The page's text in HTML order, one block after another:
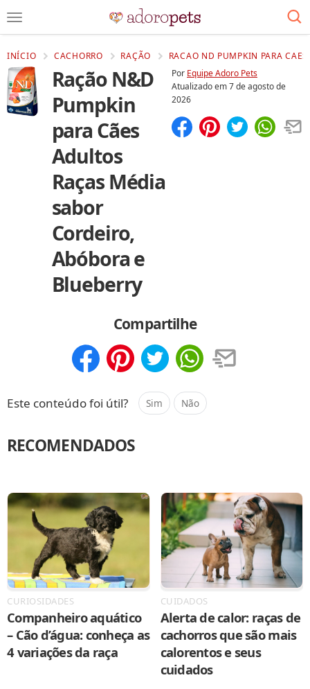
INÍCIO CACHORRO RAÇÃO RACAO ND PUMPKIN PARA
Ração N&D
Pumpkin
para Cães
Adultos
Raças Média
sabor
Cordeiro,
Abóbora e
Blueberry
Por Equipe Adoro Pets
Atualizado em7 de agosto de
2026
Compartilhe
Este conteúdo foi útil? Sim Não
RECOMENDADOS
CURIOSIDADES
Companheiro aquático
– Cão d’água: conheça as
4 variações da raça
CUIDADOS
Alerta de calor: raças de
cachorros que são mais
calorentos e seus
cuidados